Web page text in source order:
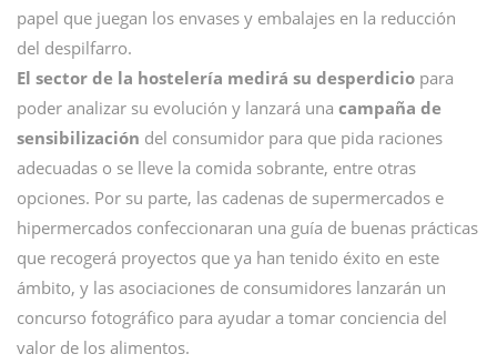
papel que juegan los envases y embalajes en la reducción
del despilfarro.
El sector de la hostelería medirá su desperdicio para
poder analizar su evolución y lanzará una campaña de
sensibilización del consumidor para que pida raciones
adecuadas o se lleve la comida sobrante, entre otras
opciones. Por su parte, las cadenas de supermercados e
hipermercados confeccionaran una guía de buenas prácticas
que recogerá proyectos que ya han tenido éxito en este
ámbito, y las asociaciones de consumidores lanzarán un
concurso fotográfico para ayudar a tomar conciencia del
valor de los alimentos.